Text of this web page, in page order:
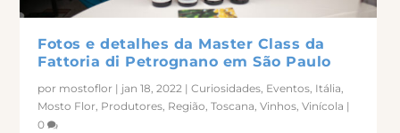
Fotos e detalhes da Master Class da
Fattoria di Petrognano em São Paulo
por mostoflor | jan 18, 2022 |Curiosidades Eventos Itália
Mosto Flor Produtores Região ,Toscana ,Vinhos ,Vinícola |
0